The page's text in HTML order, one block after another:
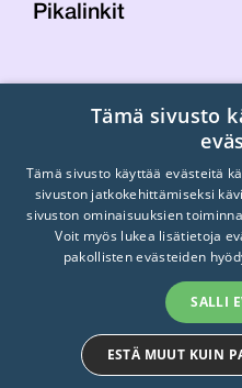
Pikalinkit
Laskutustiedot
Tietosuojaseloste
Turvallisemman tilan
© 2026 STTK. Made
Tämä sivusto
Tämä sivusto käyttää evästeitä
sivuston jatkokehittämiseksi
sivuston ominaisuuksien
Voit myös lukea lisätietoja
pakollisten evästeiden
SALLI
ESTÄ MUUT KUIN